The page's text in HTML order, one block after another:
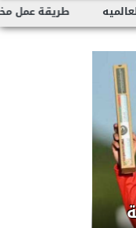
الجزر مثل الجاهز